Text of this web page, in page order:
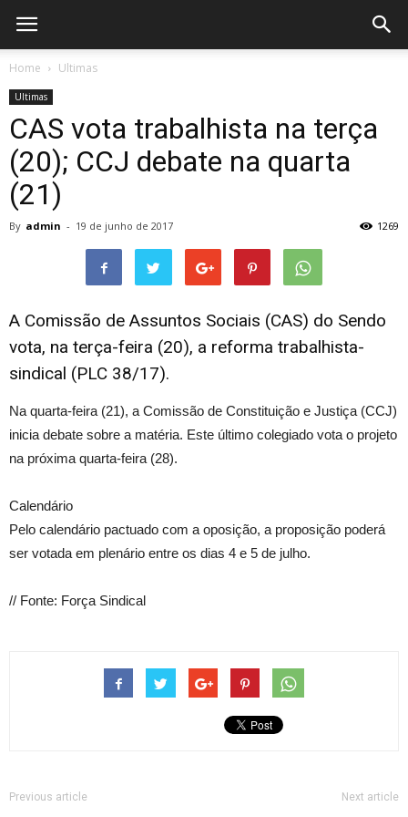
Home Ultimas
Ultimas
CAS vota trabalhista na terça
(20); CCJ debate na quarta
(21)
By admin - 19 de junho de 2017 1269
A Comissão de Assuntos Sociais (CAS) do Sendo
vota, na terça-feira (20), a reforma trabalhista-
sindical (PLC 38/17).
Na quarta-feira (21), a Comissão de Constituição e Justiça (CCJ)
inicia debate sobre a matéria. Este último colegiado vota o projeto
na próxima quarta-feira (28).
Calendário
Pelo calendário pactuado com a oposição, a proposição poderá
ser votada em plenário entre os dias 4 e 5 de julho.
// Fonte: Força Sindical
Previous article Next article